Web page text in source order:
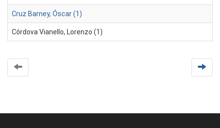
Cruz Barney, Óscar (1)
Córdova Vianello, Lorenzo (1)